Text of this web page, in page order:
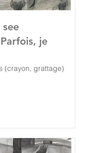
see
je
(crayon, grattage)